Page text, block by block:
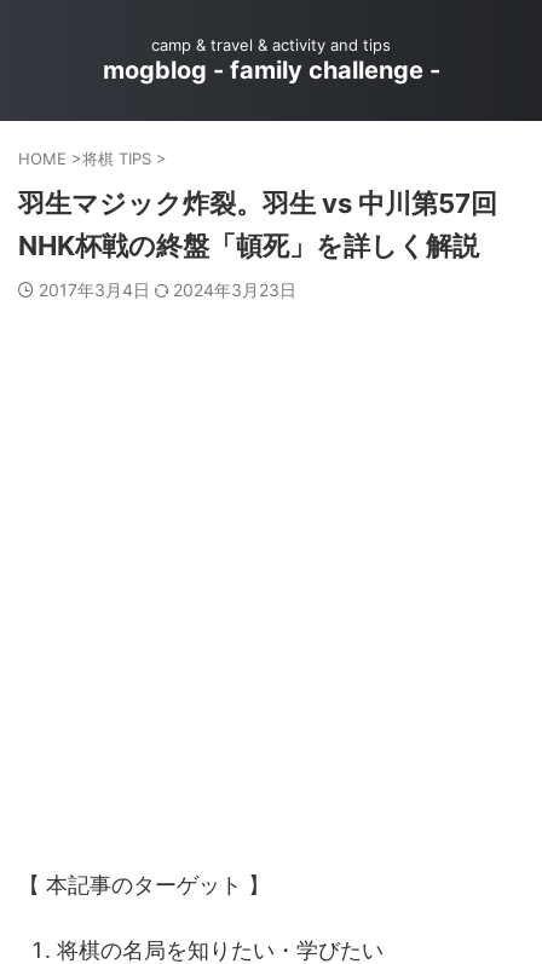
camp & travel & activity and tips
mogblog - family challenge -
HOME >将棋 TIPS >
羽生マジック炸裂。羽生 vs 中川第57回
NHK杯戦の終盤「頓死」を詳しく解説
2017年3月4日 2024年3月23日
【 本記事のターゲット 】
将棋の名局を知りたい・学びたい